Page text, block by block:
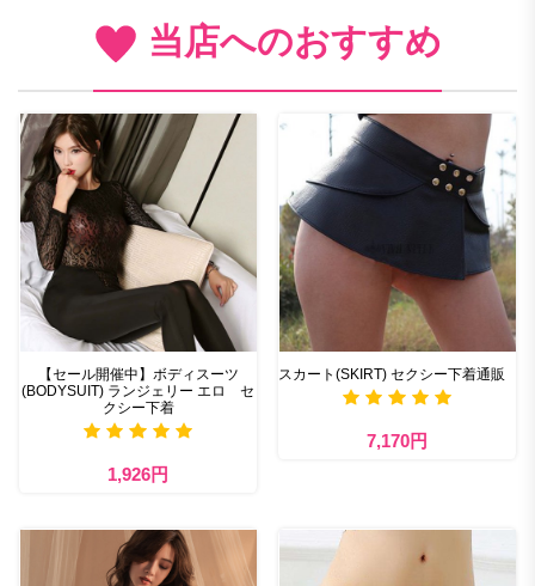
当店へのおすすめ
【セール開催中】ボディスーツ
(BODYSUIT) ランジェリー エロ セ
クシー下着
1,926円
スカート(SKIRT) セクシー下着通販
7,170円